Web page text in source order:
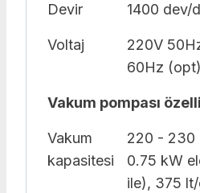
Devir 1400 dev/
Voltaj
220V
60Hz (opt)
Vakum pompası
Vakum
kapasitesi
220 - 230
0.75 kW
ile), 375 lt/